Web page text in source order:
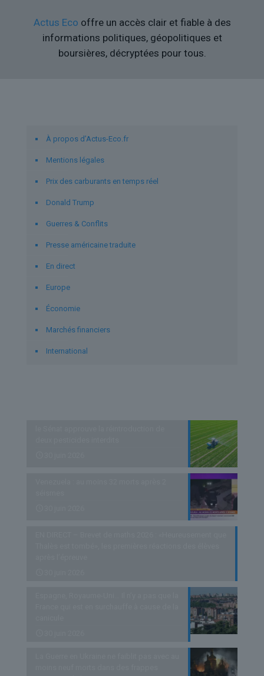
Actus Eco offre un accès clair et fiable à des
informations politiques, géopolitiques et
boursières, décryptées pour tous.
À propos d’Actus-Eco.fr
Mentions légales
Prix des carburants en temps réel
Donald Trump
Guerres & Conflits
Presse américaine traduite
En direct
Europe
Économie
Marchés financiers
International